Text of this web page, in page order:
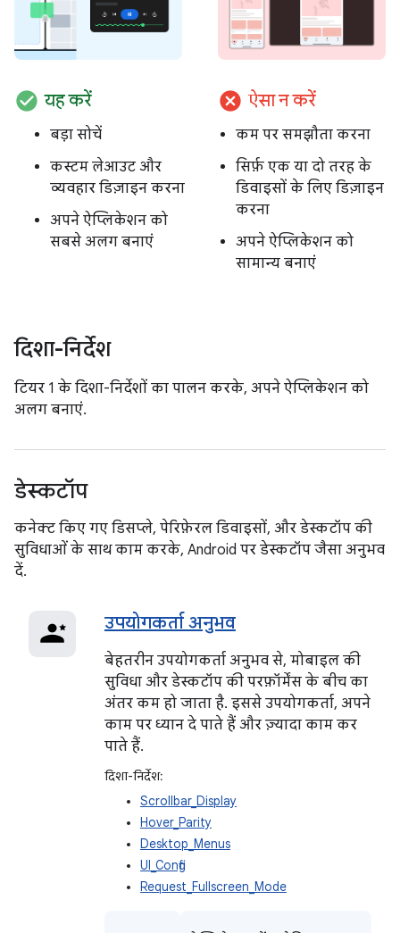
check_circle यह करें
बड़ा सोचें
कस्टम लेआउट और
व्यवहार डिज़ाइन करना
अपने ऐप्लिकेशन को
सबसे अलग बनाएं
cancel ऐसा न करें
कम पर समझौता करना
सिर्फ़ एक या दो तरह के
डिवाइसों के लिए डिज़ाइन
करना
अपने ऐप्लिकेशन को
सामान्य बनाएं
दिशा-निर्देश
टियर 1 के दिशा-निर्देशों का पालन करके, अपने ऐप्लिकेशन को
अलग बनाएं.
डेस्कटॉप
कनेक्ट किए गए डिसप्ले, पेरिफ़ेरल डिवाइसों, और डेस्कटॉप की
सुविधाओं के साथ काम करके, Android पर डेस्कटॉप जैसा अनुभव
दें.
उपयोगकर्ता अनुभव
बेहतरीन उपयोगकर्ता अनुभव से, मोबाइल की
सुविधा और डेस्कटॉप की परफ़ॉर्मेंस के बीच का
अंतर कम हो जाता है. इससे उपयोगकर्ता, अपने
काम पर ध्यान दे पाते हैं और ज़्यादा काम कर
पाते हैं.
दिशा-निर्देश:
Scrollbar_Display
Hover_Parity
Desktop_Menus
UI_Config
Request_Fullscreen_Mode